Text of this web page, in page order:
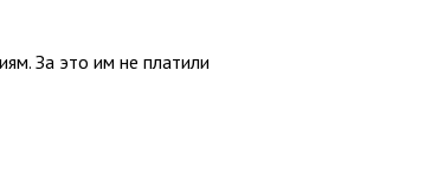
За это им не платили